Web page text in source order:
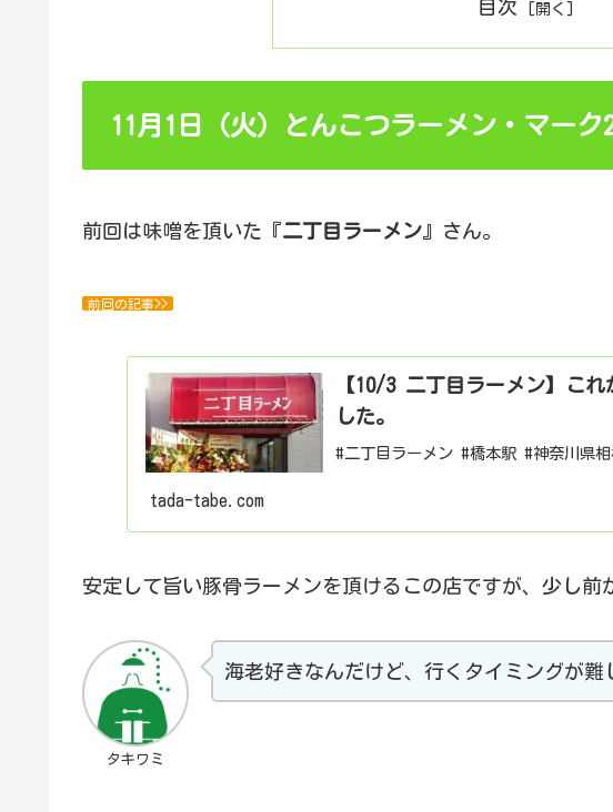
目次
11月1日（火）とんこつラーメン・マー
前回は味噌を頂いた『二丁目ラーメン 』さん。
前回の記事>>
【10/3 二丁目ラーメン】こ
した。
#二丁目ラーメン #橋本駅 #神奈川県
tada-tabe.com
安定して旨い豚骨ラーメンを頂けるこの店ですが、少し前
タキワミ
海老好きなんだけど、行くタイミングが